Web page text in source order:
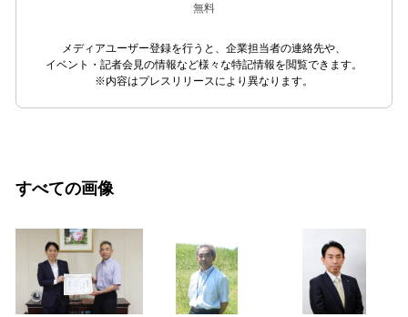
無料
メディアユーザー登録を行うと、企業担当者の連絡先や、
イベント・記者会見の情報など様々な特記情報を閲覧できます。
※内容はプレスリリースにより異なります。
すべての画像